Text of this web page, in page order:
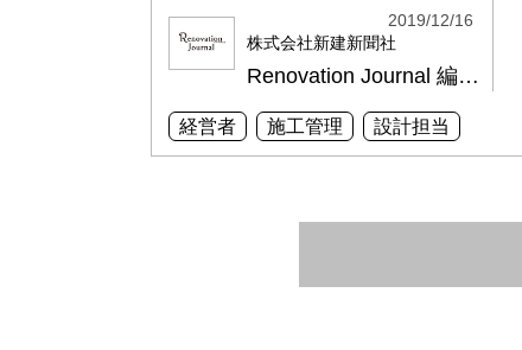
2019/12/16
株式会社新建新聞社
Renovation Journal 編集部
経営者 施工管理 設計担当